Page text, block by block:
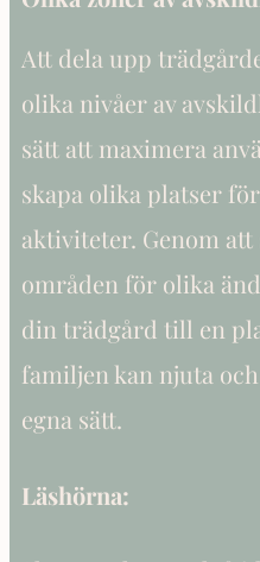
Att dela upp
olika nivåer av
sätt att maximera
skapa olika platser
aktiviteter. Genom att
områden för olika
din trädgård till en
familjen kan njuta
egna sätt.
Läshörna: